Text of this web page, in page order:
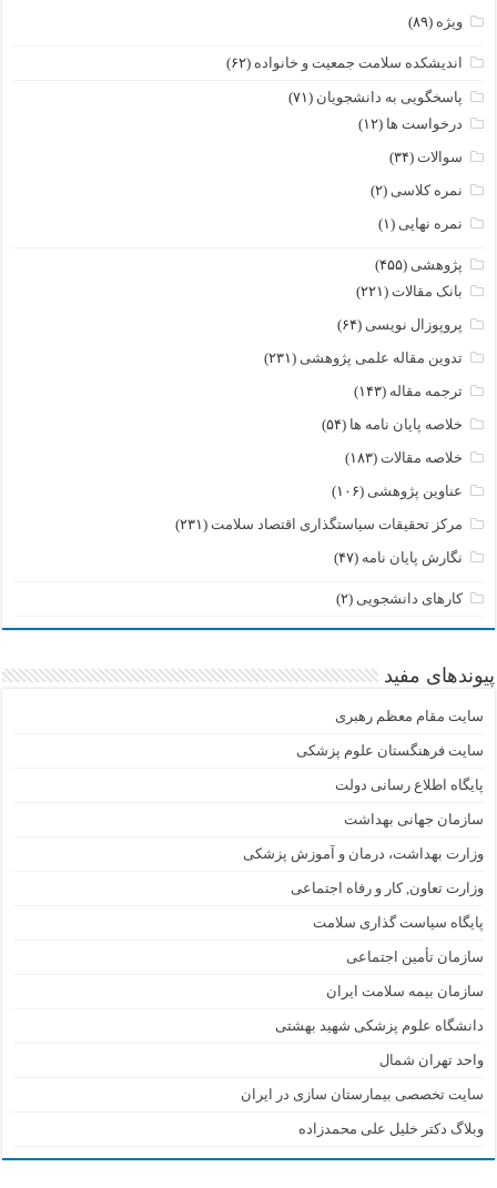
ویژه (۸۹)
اندیشکده سلامت جمعیت و خانواده (۶۲)
پاسخگویی به دانشجویان (۷۱)
درخواست ها (۱۲)
سوالات (۳۴)
نمره کلاسی (۲)
نمره نهایی (۱)
پژوهشی (۴۵۵)
بانک مقالات (۲۲۱)
پروپوزال نویسی (۶۴)
تدوین مقاله علمی پژوهشی (۲۳۱)
ترجمه مقاله (۱۴۳)
خلاصه پایان نامه ها (۵۴)
خلاصه مقالات (۱۸۳)
عناوین پژوهشی (۱۰۶)
مرکز تحقیقات سیاستگذاری اقتصاد سلامت (۲۳۱)
نگارش پایان نامه (۴۷)
کارهای دانشجویی (۲)
پیوندهای مفید
سایت مقام معظم رهبری
سایت فرهنگستان علوم پزشکی
پایگاه اطلاع رسانی دولت
سازمان جهانی بهداشت
وزارت بهداشت، درمان و آموزش پزشکی
وزارت تعاون, کار و رفاه اجتماعی
پایگاه سیاست گذاری سلامت
سازمان تأمین اجتماعی
سازمان بیمه سلامت ایران
دانشگاه علوم پزشکی شهید بهشتی
واحد تهران شمال
سایت تخصصی بیمارستان سازی در ایران
وبلاگ دکتر خلیل علی محمدزاده